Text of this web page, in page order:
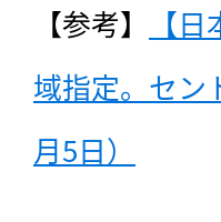
【参考】
【
域指定。セン
月5日）